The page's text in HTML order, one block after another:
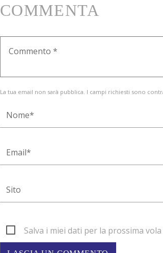
COMMENTA
La tua email non sarà pubblica. I campi richiesti sono
Salva i miei dati per la prossima